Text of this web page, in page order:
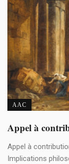
AAC
Appel à
Appel à
Implications